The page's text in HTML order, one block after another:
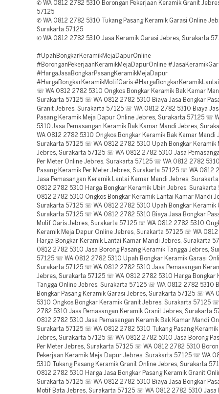
✆ WA 0812 2782 5310 Borongan Pekerjaan Keramik Granit
57125
✆ WA 0812 2782 5310 Tukang Pasang Keramik Garasi Online
Surakarta 57125
✆ WA 0812 2782 5310 Jasa Keramik Garasi Jebres, Surakarta
#UpahBongkarKeramikMejaDapurOnline
#BoronganPekerjaanKeramikMejaDapurOnline
#HargaJasaBongkarPasangKeramikMejaDapur
#HargaBongkarKeramikMotifGaris
☏ WA 0812 2782 5310 Ongkos Bongkar Keramik Bak Kamar
Surakarta 57125 ☏ WA 0812 2782 5310 Biaya Jasa Bongkar
Granit Jebres, Surakarta 57125 ☏ WA 0812 2782 5310 Biaya
Pasang Keramik Meja Dapur Online Jebres, Surakarta 57125 ☏
5310 Jasa Pemasangan Keramik Bak Kamar Mandi Jebres,
WA 0812 2782 5310 Ongkos Bongkar Keramik Bak Kamar Mandi
Surakarta 57125 ☏ WA 0812 2782 5310 Upah Bongkar Keramik
Jebres, Surakarta 57125 ☏ WA 0812 2782 5310 Jasa
Per Meter Online Jebres, Surakarta 57125 ☏ WA 0812 2782
Pasang Keramik Per Meter Jebres, Surakarta 57125 ☏ WA 0812
Jasa Pemasangan Keramik Lantai Kamar Mandi Jebres,
0812 2782 5310 Harga Bongkar Keramik Ubin Jebres,
0812 2782 5310 Ongkos Bongkar Keramik Lantai Kamar Mandi
Surakarta 57125 ☏ WA 0812 2782 5310 Upah Bongkar Keramik
Surakarta 57125 ☏ WA 0812 2782 5310 Biaya Jasa Bongkar
Motif Garis Jebres, Surakarta 57125 ☏ WA 0812 2782 5310
Keramik Meja Dapur Online Jebres, Surakarta 57125 ☏ WA
Harga Bongkar Keramik Lantai Kamar Mandi Jebres, Surakarta
0812 2782 5310 Jasa Borong Pasang Keramik Tangga Jebres,
57125 ☏ WA 0812 2782 5310 Upah Bongkar Keramik Garasi
Surakarta 57125 ☏ WA 0812 2782 5310 Jasa Pemasangan
Jebres, Surakarta 57125 ☏ WA 0812 2782 5310 Harga Bongkar
Tangga Online Jebres, Surakarta 57125 ☏ WA 0812 2782 5310
Bongkar Pasang Keramik Garasi Jebres, Surakarta 57125 ☏ WA
5310 Ongkos Bongkar Keramik Granit Jebres, Surakarta 57125
2782 5310 Jasa Pemasangan Keramik Granit Jebres, Surakarta
0812 2782 5310 Jasa Pemasangan Keramik Bak Kamar Mandi
Surakarta 57125 ☏ WA 0812 2782 5310 Tukang Pasang
Jebres, Surakarta 57125 ☏ WA 0812 2782 5310 Jasa Borong
Per Meter Jebres, Surakarta 57125 ☏ WA 0812 2782 5310
Pekerjaan Keramik Meja Dapur Jebres, Surakarta 57125 ☏ WA
5310 Tukang Pasang Keramik Granit Online Jebres, Surakarta
0812 2782 5310 Harga Jasa Bongkar Pasang Keramik Granit
Surakarta 57125 ☏ WA 0812 2782 5310 Biaya Jasa Bongkar
Motif Bata Jebres, Surakarta 57125 ☏ WA 0812 2782 5310 Jasa